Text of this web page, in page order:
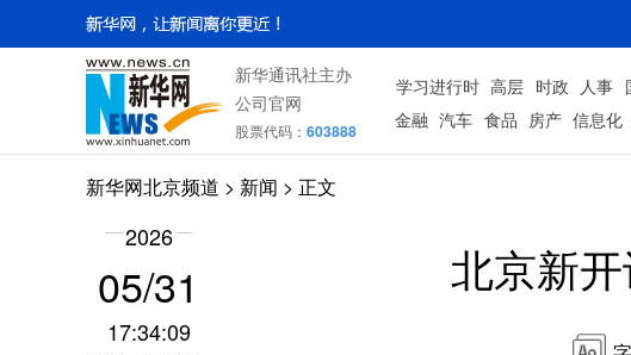
新华通讯社主办
公司官网
股票代码： 603888
学习进行时 高层 时政 人事
金融 汽车 食品 房产 信息化
新华网北京频道 > 新闻 > 正文
2026
05/31
17:34:09
北京新